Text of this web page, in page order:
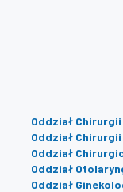
Oddział
Oddział
Oddział
Oddział
Oddział